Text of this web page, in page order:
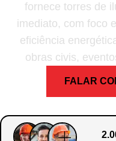
fornece torres de
imediato, com foco
eficiência
obras civis,
FALAR